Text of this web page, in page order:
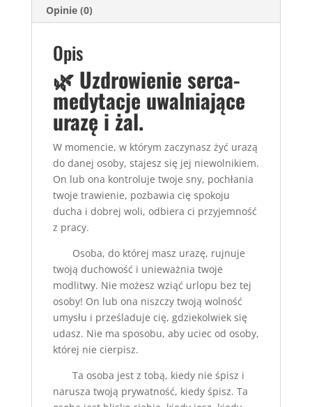
Opinie (0)
Opis
🌿 Uzdrowienie serca-
medytacje uwalniające
urazę i żal.
W momencie, w którym zaczynasz żyć urazą
do danej osoby, stajesz się jej niewolnikiem.
On lub ona kontroluje twoje sny, pochłania
twoje trawienie, pozbawia cię spokoju
ducha i dobrej woli, odbiera ci przyjemność
z pracy.
Osoba, do której masz urazę, rujnuje
twoją duchowość i unieważnia twoje
modlitwy. Nie możesz wziąć urlopu bez tej
osoby! On lub ona niszczy twoją wolność
umysłu i prześladuje cię, gdziekolwiek się
udasz. Nie ma sposobu, aby uciec od osoby,
której nie cierpisz.
Ta osoba jest z tobą, kiedy nie śpisz i
narusza twoją prywatność, kiedy śpisz. Ta